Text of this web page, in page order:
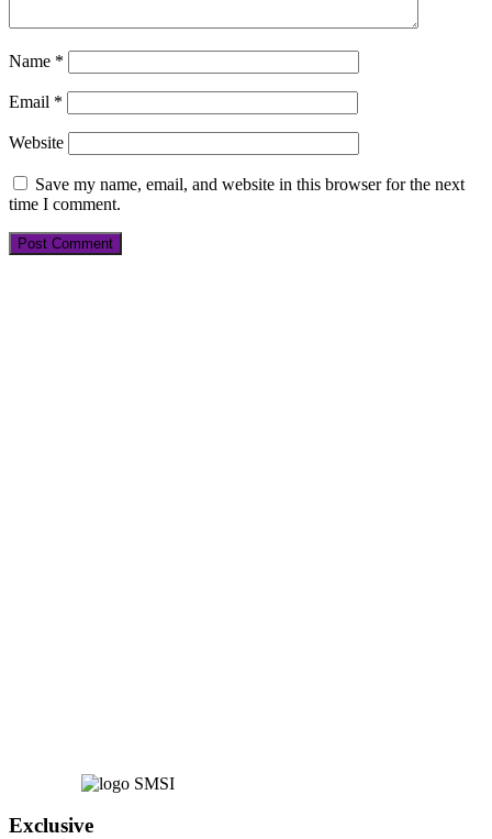
Name *
Email *
Website
Save my name, email, and website in this browser for the next
time I comment.
Exclusive